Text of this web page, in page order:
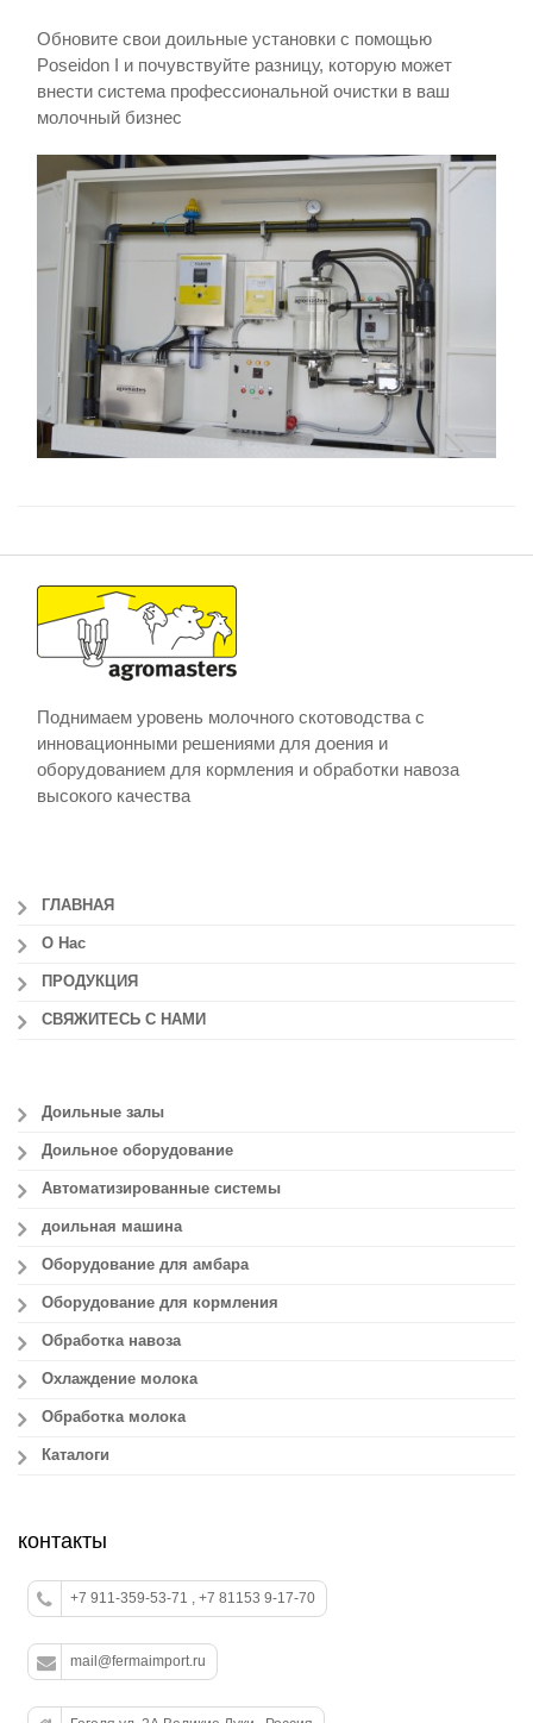
Обновите свои доильные установки с помощью
Poseidon I и почувствуйте разницу, которую может
внести система профессиональной очистки в ваш
молочный бизнес
Поднимаем уровень молочного скотоводства с
инновационными решениями для доения и
оборудованием для кормления и обработки навоза
высокого качества
ГЛАВНАЯ
О Нас
ПРОДУКЦИЯ
СВЯЖИТЕСЬ С НАМИ
Доильные залы
Доильное оборудование
Автоматизированные системы
доильная машина
Оборудование для амбара
Оборудование для кормления
Обработка навоза
Охлаждение молока
Обработка молока
Каталоги
контакты
+7 911-359-53-71 , +7 81153 9-17-70
mail@fermaimport.ru